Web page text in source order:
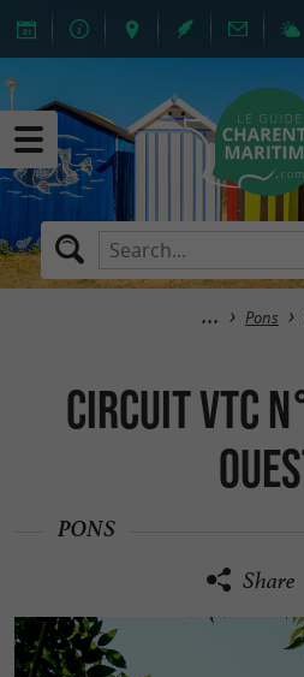
Pons
Circuit VTC
PONS
Share